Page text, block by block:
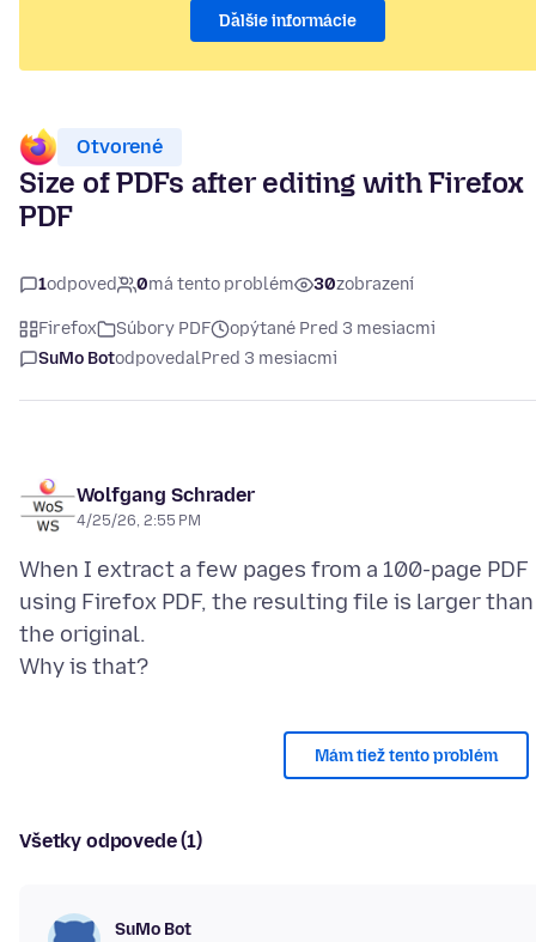
Ďalšie informácie
Otvorené
Size of PDFs after editing with Firefox
PDF
1odpoveď 0má tento problém 30zobrazení
Firefox Súbory PDF
opýtané Pred 3 mesiacmi
SuMo BotodpovedalPred 3 mesiacmi
Wolfgang Schrader
4/25/26, 2:55 PM
When I extract a few pages from a 100-page PDF
using Firefox PDF, the resulting file is larger than
the original.
Mám tiež tento problém
Všetky odpovede (1)
SuMo Bot